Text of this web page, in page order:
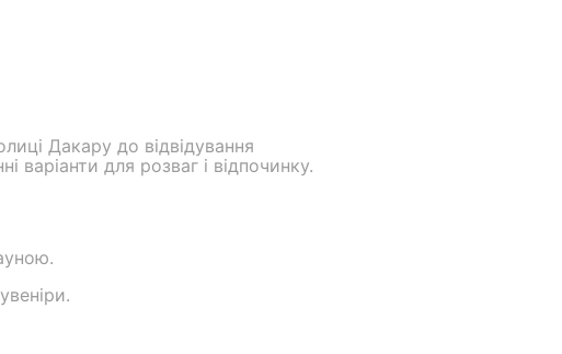
Дакару до відвідування
варіанти для розваг і відпочинку.